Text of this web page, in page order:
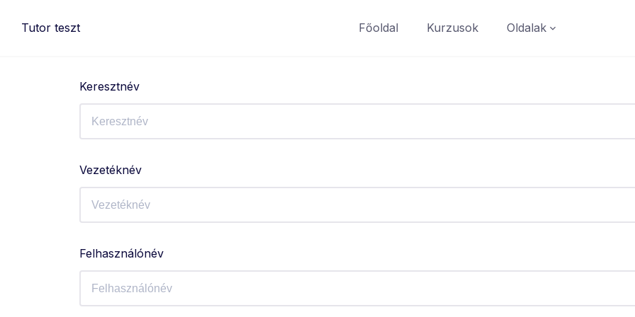
Tutor teszt Főoldal Kurzusok Oldalak
Keresztnév
Vezetéknév
Felhasználónév